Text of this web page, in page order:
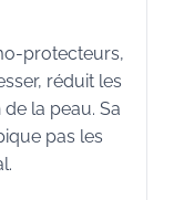
protecteurs,
réduit les
la peau. Sa
pas les